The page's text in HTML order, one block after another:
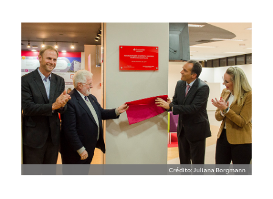
Crédito: Juliana Borgmann